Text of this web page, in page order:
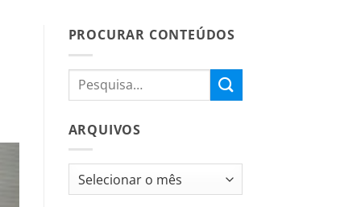
PROCURAR CONTEÚDOS
ARQUIVOS
Arquivos